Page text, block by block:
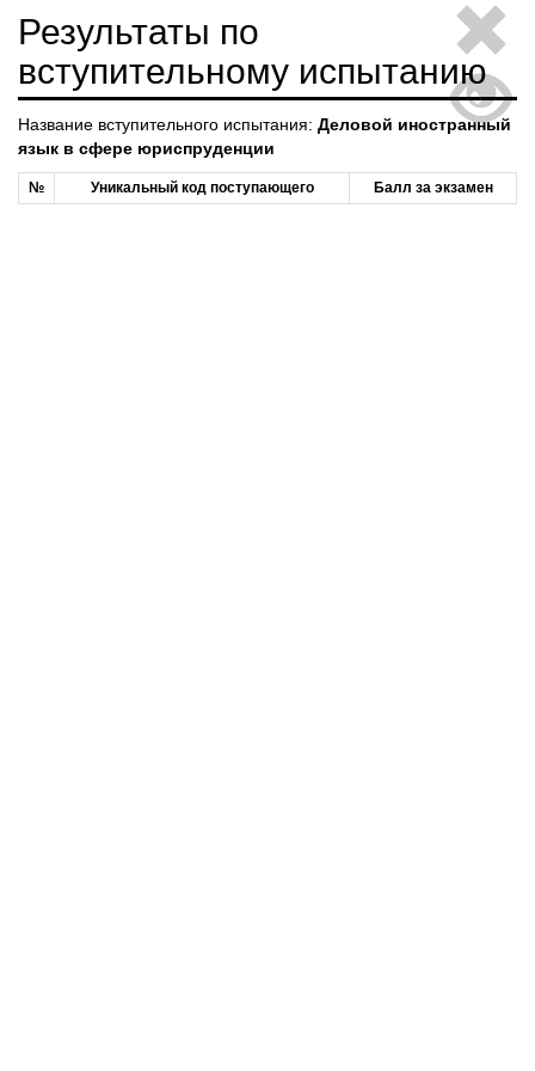
Результаты по
вступительному испытанию
Название вступительного испытания: Деловой иностранный
язык в сфере юриспруденции
№ Уникальный код поступающего Балл за экзамен